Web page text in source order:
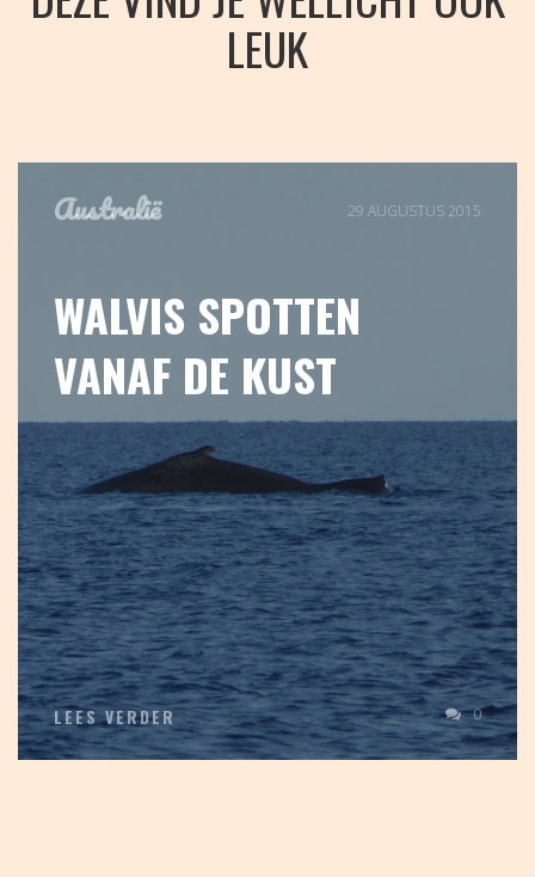
LEUK
Australië 29 AUGUSTUS 2015
WALVIS SPOTTEN
VANAF DE KUST
LEES VERDER 0